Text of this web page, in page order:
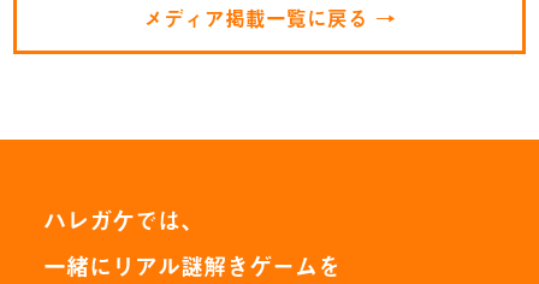
メディア掲載一覧に戻る →
ハレガケでは、
一緒にリアル謎解きゲームを